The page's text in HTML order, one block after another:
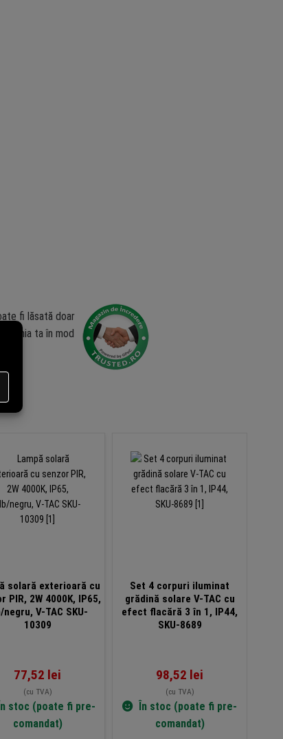
fi lăsată doar
opinia ta în mod
solară exterioară cu
PIR, 2W 4000K, IP65,
negru, V-TAC SKU-
10309
77,52 lei
(cu TVA)
stoc (poate fi pre-
comandat)
Set 4 corpuri iluminat
grădină solare V-TAC cu
efect flacără 3 în 1, IP44,
SKU-8689
98,52 lei
(cu TVA)
În stoc (poate fi pre-
comandat)